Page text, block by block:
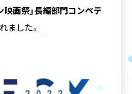
画祭」長編部門コンペテ
ました。